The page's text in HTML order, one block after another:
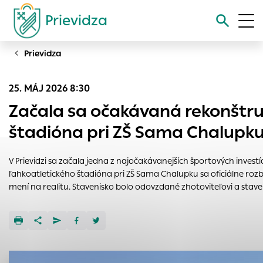
Prievidza
Vyhľadávanie
Prievidza
25. MÁJ 2026 8:30
Začala sa očakávaná
štadióna pri ZŠ Sama
V Prievidzi sa začala jedna z najočakávanejších športových
ľahkoatletického štadióna pri ZŠ Sama Chalupku sa oficiálne
mení na realitu. Stavenisko bolo odovzdané zhotoviteľovi a
Nastavenie cookies
Cookies sú malé súbory, do ktorých webové stránky môžu
ukladať informácie o vašej aktivite a preferenciách.
zapamätoval Vaše prihlásenie alebo aby sa uložila Vaša
voľba v tomto okne.
Technické cookies